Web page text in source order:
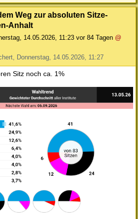
Weg zur absoluten Sitze-
Anhalt
14.05.2026, 11:23 vor 84 Tagen @
Donnerstag, 14.05.2026, 11:27
Sitz noch ca. 1%